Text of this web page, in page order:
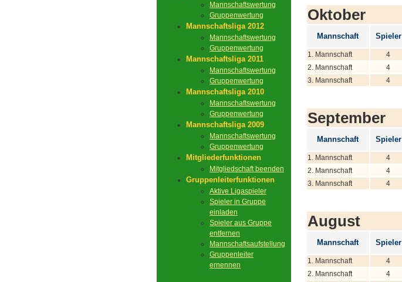
Mannschaftswertung
Gruppenwertung
Mannschaftsliga 2012
Mannschaftswertung
Gruppenwertung
Mannschaftsliga 2011
Mannschaftswertung
Gruppenwertung
Mannschaftsliga 2010
Mannschaftswertung
Gruppenwertung
Mannschaftsliga 2009
Mannschaftswertung
Gruppenwertung
Mitgliederfunktionen
Mitgliedschaft beenden
Gruppenleiterfunktionen
Aktive Ligaspieler
Spieler in Gruppe
einladen
Spieler aus Gruppe
entfernen
Mannschaftsaufstellung
Gruppenleiter
ernennen
Oktober
Mannschaft Spieler
1. Mannschaft 4
2. Mannschaft
4
3. Mannschaft
4
September
Mannschaft Spieler
1. Mannschaft 4
2. Mannschaft
4
3. Mannschaft
4
August
Mannschaft Spieler
1. Mannschaft 4
2. Mannschaft
4